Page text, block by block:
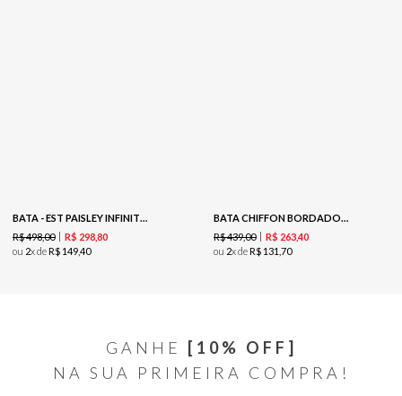
BATA - EST PAISLEY INFINITO
R$498,00 R$ 29880
ou 2x deR$ 14940
BATA CHIFFON BORDADO - PRETO
R$439,00 R$ 26340
ou 2x deR$ 131 70
GANHE
[10% OFF]
NA SUA PRIMEIRA COMPRA!